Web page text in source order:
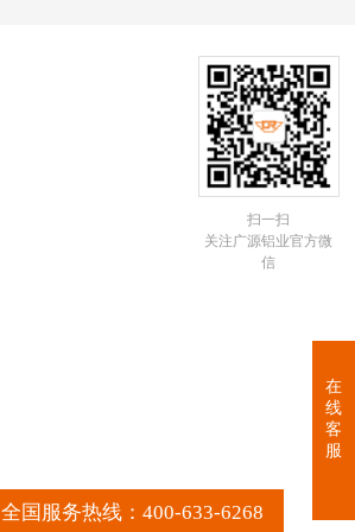
全国服务热线：400-633-6268
扫一扫
关注广源铝业官方微
信
在
线
客
服